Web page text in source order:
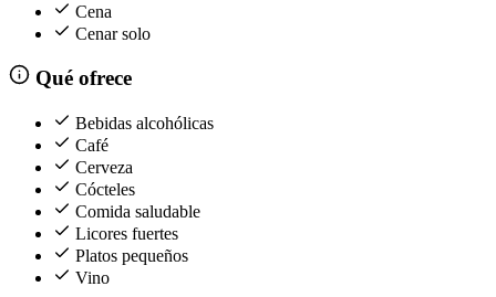
Cena
Cenar solo
Qué ofrece
Bebidas alcohólicas
Café
Cerveza
Cócteles
Comida saludable
Licores fuertes
Platos pequeños
Vino